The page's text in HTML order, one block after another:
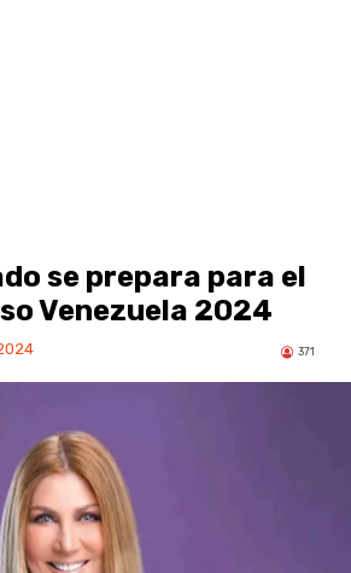
se prepara para el
Venezuela 2024
371